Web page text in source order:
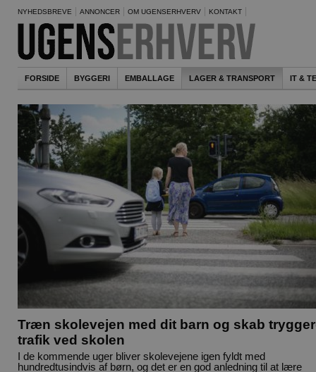
NYHEDSBREVE ANNONCER OM UGENSERHVERV KONTAKT
FORSIDE BYGGERI EMBALLAGE LAGER & TRANSPORT IT &
Træn skolevejen med dit barn og skab
trafik ved skolen
I de kommende uger bliver skolevejene igen fyldt med
hundredtusindvis af børn, og det er en god anledning til at lære